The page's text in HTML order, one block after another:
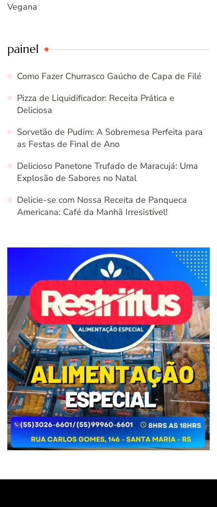
Vegana
painel
Como Fazer Churrasco Gaúcho de Capa de Filé
Pizza de Liquidificador: Receita Prática e
Deliciosa
Sorvetão de Pudim: A Sobremesa Perfeita para
as Festas de Final de Ano
Delicioso Panetone Trufado de Maracujá: Uma
Explosão de Sabores no Natal
Delicie-se com Nossa Receita de Panqueca
Americana: Café da Manhã Irresistível!